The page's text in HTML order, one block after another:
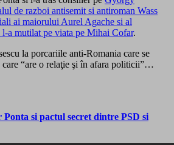
de razboi antisemit si antiroman Wass
ai maiorului Aurel Agache si al
a mutilat pe viata pe Mihai Cofar.
la porcariile anti-Romania care se
care “are o relaţie şi în afara politicii”…
si pactul secret dintre PSD si